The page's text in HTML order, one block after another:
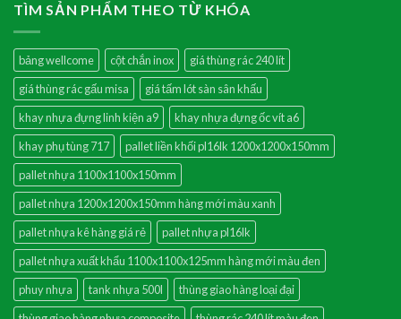
TÌM SẢN PHẨM THEO TỪ KHÓA
bảng wellcome cột chắn inox
giá thùng rác 240 lít
giá thùng rác gấu misa
giá tấm lót sàn sân khấu
khay nhựa đựng linh kiện a9
khay nhựa đựng ốc vít a6
khay phụ tùng 717
pallet liền khối pl16lk 1200x1200x150mm
pallet nhựa 1100x1100x150mm
pallet nhựa 1200x1200x150mm hàng mới màu xanh
pallet nhựa kê hàng giá rẻ
pallet nhựa pl16lk
pallet nhựa xuất khẩu 1100x1100x125mm hàng mới màu đen
phuy nhựa
tank nhựa 500l
thùng giao hàng loại đại